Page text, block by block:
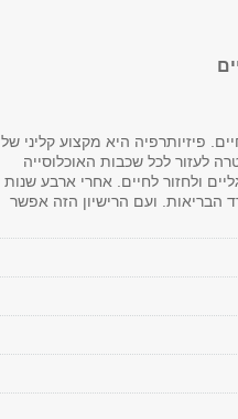
פיזיותרפיה היא מקצוע קליני של
לעזור לכל שכבות האוכלוסייה
ולחזור לחיים. אחרי ארבע שנות
הבריאות. ועם הרישיון הזה אפשר